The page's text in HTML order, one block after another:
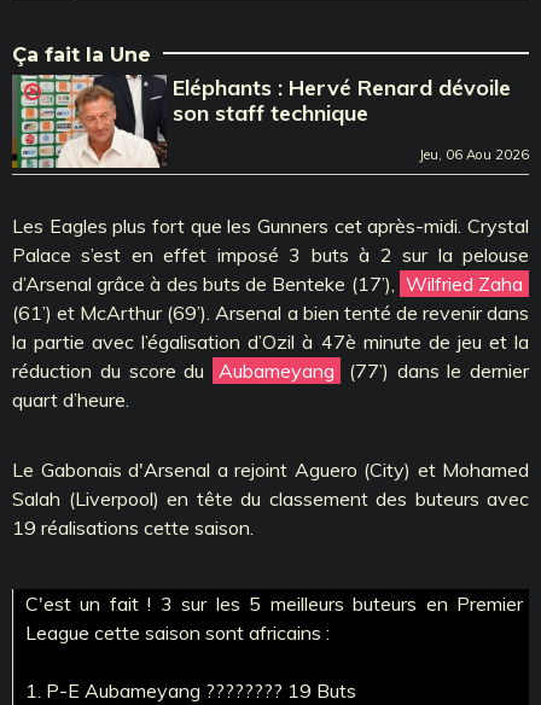
Ça fait la Une
Eléphants : Hervé Renard dévoile
son staff technique
Jeu, 06 Aou 2026
Les Eagles plus fort que les Gunners cet après-midi. Crystal
Palace s’est en effet imposé 3 buts à 2 sur la pelouse
d’Arsenal grâce à des buts de Benteke (17’),
Wilfried Zaha
(61’) et McArthur (69’). Arsenal a bien tenté de revenir dans
la partie avec l’égalisation d’Ozil à 47è minute de jeu et la
réduction du score du
Aubameyang
(77’) dans le dernier
quart d’heure.
Le Gabonais d'Arsenal a rejoint Aguero (City) et Mohamed
Salah (Liverpool) en tête du classement des buteurs avec
19 réalisations cette saison.
C'est un fait ! 3 sur les 5 meilleurs buteurs en Premier
League cette saison sont africains :
1. P-E Aubameyang ???????? 19 Buts